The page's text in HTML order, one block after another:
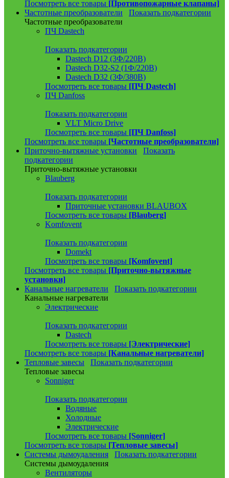
Посмотреть все товары [Противопожарные клапаны]
Частотные преобразователи
Показать подкатегории
Частотные преобразователи
ПЧ Dastech
Показать подкатегории
Dastech D12 (3Ф/220В)
Dastech D32-S2 (1Ф/220В)
Dastech D32 (3Ф/380В)
Посмотреть все товары [ПЧ Dastech]
ПЧ Danfoss
Показать подкатегории
VLT Micro Drive
Посмотреть все товары [ПЧ Danfoss]
Посмотреть все товары [Частотные преобразователи]
Приточно-вытяжные установки
Показать
подкатегории
Приточно-вытяжные установки
Blauberg
Показать подкатегории
Приточные установки BLAUBOX
Посмотреть все товары [Blauberg]
Komfovent
Показать подкатегории
Domekt
Посмотреть все товары [Komfovent]
Посмотреть все товары [Приточно-вытяжные
установки]
Канальные нагреватели
Показать подкатегории
Канальные нагреватели
Электрические
Показать подкатегории
Dastech
Посмотреть все товары [Электрические]
Посмотреть все товары [Канальные нагреватели]
Тепловые завесы
Показать подкатегории
Тепловые завесы
Sonniger
Показать подкатегории
Водяные
Холодные
Электрические
Посмотреть все товары [Sonniger]
Посмотреть все товары [Тепловые завесы]
Системы дымоудаления
Показать подкатегории
Системы дымоудаления
Вентиляторы